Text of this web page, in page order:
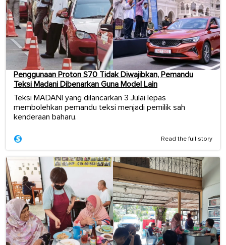
Penggunaan Proton S70 Tidak Diwajibkan, Pemandu
Teksi Madani Dibenarkan Guna Model Lain
Teksi MADANI yang dilancarkan 3 Julai lepas
membolehkan pemandu teksi menjadi pemilik sah
kenderaan baharu.
Read the full story